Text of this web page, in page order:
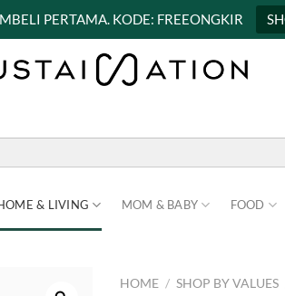
PERTAMA. KODE: FREEONGKIR
& LIVING MOM & BABY FOOD
HOME / SHOP BY VALUES